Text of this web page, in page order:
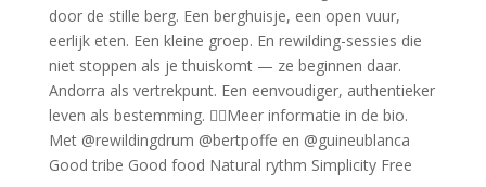
Good tribe Good food Natural rythm Simplicity Free